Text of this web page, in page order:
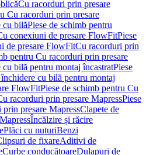
Cu racorduri prin presare
Cu racorduri prin presare
cu bilăPiese de schimb pentru
conexiuni de presare FlowFitPiese
de presare FlowFitCu racorduri prin
pentru Cu racorduri prin presare
bilă pentru montaj încastratPiese
cu bilă pentru montaj
FlowFitPiese de schimb pentru Cu
racorduri prin presare MapressPiese
presare MapressClapete de
Încălzire și răcire
Plăci cu nuturiBenzi
de fixareAditivi de
Curbe conducătoareDulapuri de